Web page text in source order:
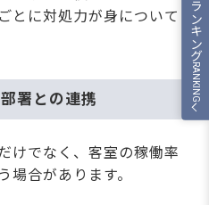
とに対処力が身について
署との連携
けでなく、客室の稼働率
場合があります。
RANKING